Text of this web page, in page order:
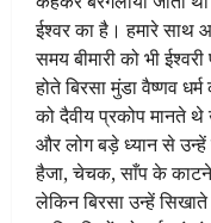
ईश्वर का है। हमारे
समय बीमारी को भी
होते बिरसा मुंडा वैष्णव
को दैवीय प्रकोप मानते
और लोग बड़े ध्यान से
हैजा, चेचक, साँप के काटने
लेकिन बिरसा उन्हें